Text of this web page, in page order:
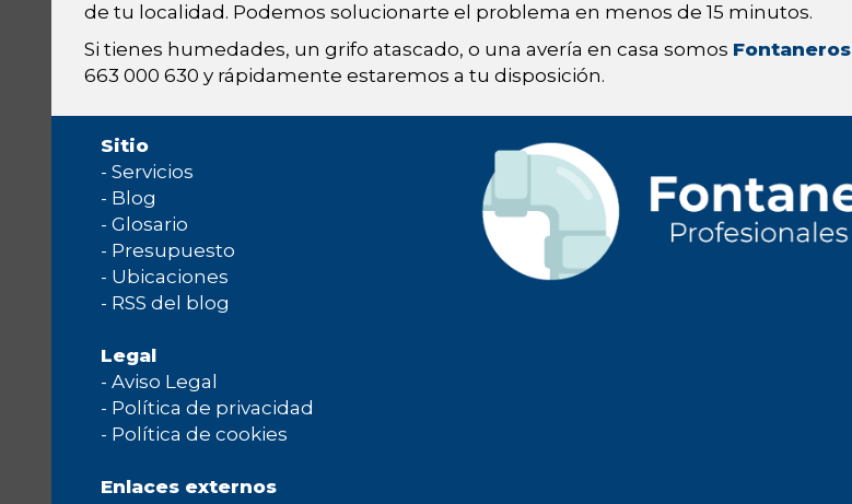
de tu localidad. Podemos solucionarte el problema en menos de 15 minutos.
Si tienes humedades, un grifo atascado, o una avería en casa somos Fontaneros
663 000 630 y rápidamente estaremos a tu disposición.
Sitio
- Servicios
- Blog
- Glosario
- Presupuesto
- Ubicaciones
- RSS del blog
Legal
- Aviso Legal
- Política de privacidad
- Política de cookies
Enlaces externos